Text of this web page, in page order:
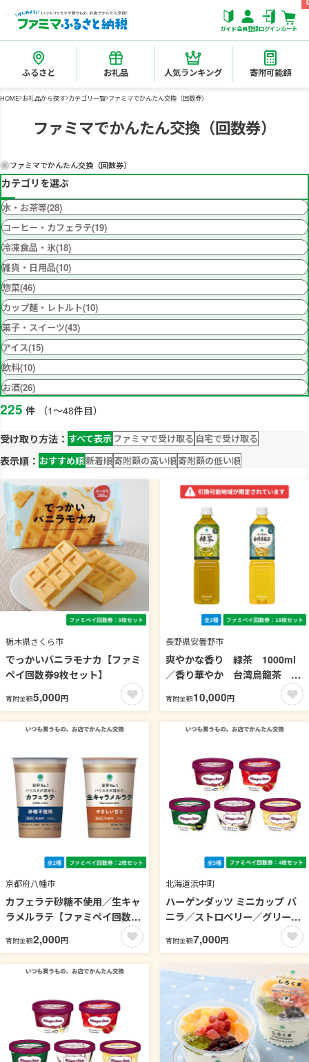
ガイド会員登録ログインカート
ふるさと お礼品 人気ランキング 寄附可能額
HOME お礼品から探す カテゴリ一覧 ファミマでかんたん交換（回数券）
ファミマでかんたん交換（回数券）
ファミマでかんたん交換（回数券）
カテゴリを選ぶ
水・お茶等(28)
コーヒー・カフェラテ(19)
冷凍食品・氷(18)
雑貨・日用品(10)
惣菜(46)
カップ麺・レトルト(10)
菓子・スイーツ(43)
アイス(15)
飲料(10)
お酒(26)
225 件 （1～48件目）
受け取り方法： すべて表示ファミマで受け取る 自宅で受け取る
表示順： おすすめ順新着順寄附額の高い順寄附額の低い順
栃木県さくら市
でっかいバニラモナカ【ファミ
ペイ回数券9枚セット】
寄附金額5,000円
長野県安曇野市
爽やかな香り 緑茶 1000ml
／香り華やか 台湾烏龍茶
1000ml【ファミペイ回数券18
枚セット】 お茶
寄附金額10,000円
京都府八幡市
カフェラテ砂糖不使用／生キャ
ラメルラテ【ファミペイ回数券
寄附金額2,000円
北海道浜中町
ハーゲンダッツ ミニカップ バ
ニラ／ストロベリー／グリーン
ティー／クッキー＆クリーム／
マカデミアナッツ【ファミペイ
寄附金額7,000円